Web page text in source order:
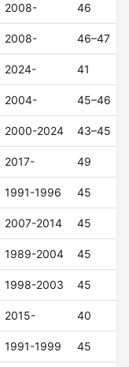
2008- 46
2008- 46–47
2024- 41
2004- 45–46
2000-2024 43–45
2017- 49
1991-1996 45
2007-2014 45
1989-2004 45
1998-2003 45
2015- 40
1991-1999 45